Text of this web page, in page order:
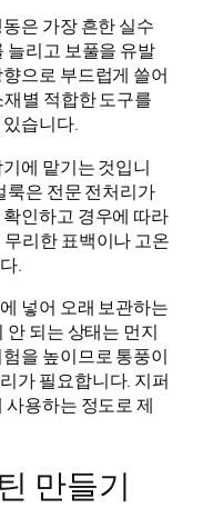
은 가장 흔한 실수
늘리고 보풀을 유발
으로 부드럽게 쓸어
별 적합한 도구를
습니다.
에 맡기는 것입니
룩은 전문 전처리가
인하고 경우에 따라
리한 표백이나 고온
.
넣어 오래 보관하는
되는 상태는 먼지
을 높이므로 통풍이
가 필요합니다. 지퍼
용하는 정도로 제
만들기